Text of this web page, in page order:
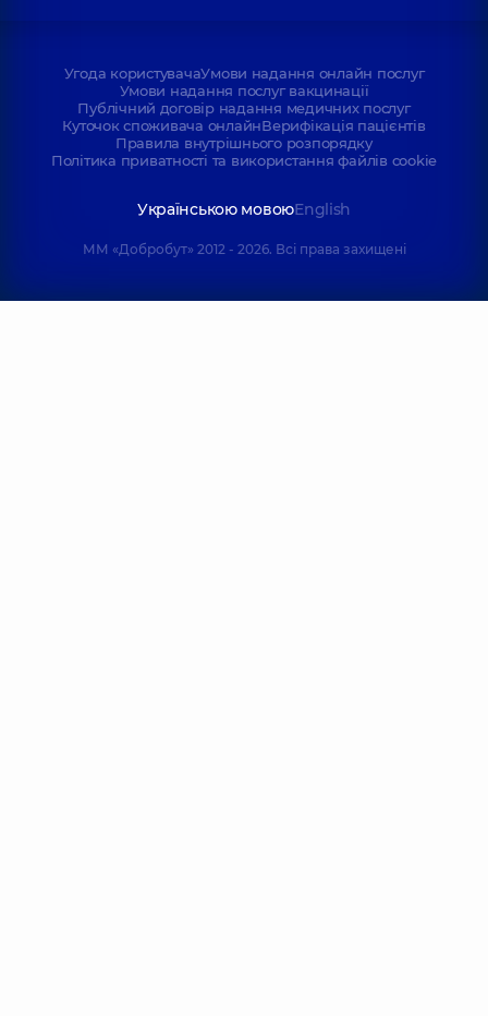
Угода користувачаУмови надання онлайн послуг
Умови надання послуг вакцинації
Публічний договір надання медичних послуг
Куточок споживача онлайнВерифікація пацієнтів
Правила внутрішнього розпорядку
Політика приватності та використання файлів cookie
Українською мовоюEnglish
ММ «Добробут» 2012 - 2026. Всі права захищені